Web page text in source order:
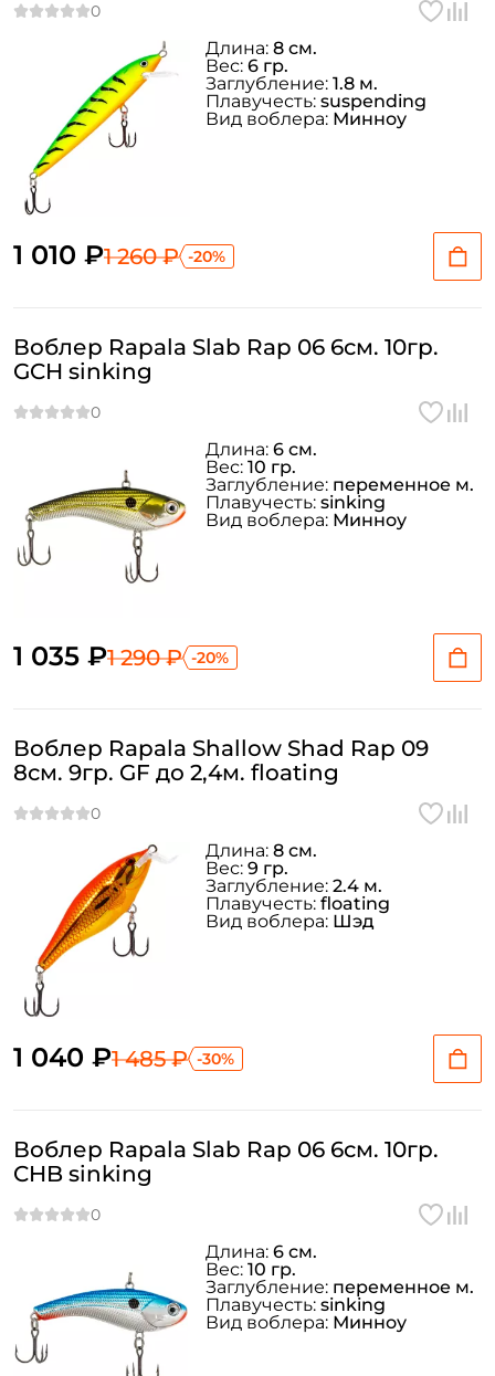
1 010 ₽1 260 ₽ -20%
Длина: 8 см.
Вес: 6 гр.
Заглубление: 1.8 м.
Плавучесть: suspending
Вид воблера: Минноу
Воблер Rapala Slab Rap 06 6см. 10гр.
GCH sinking
1 035 ₽1 290 ₽ -20%
Длина: 6 см.
Вес: 10 гр.
Заглубление: переменное м.
Плавучесть: sinking
Вид воблера: Минноу
Воблер Rapala Shallow Shad Rap 09
8см. 9гр. GF до 2,4м. floating
1 040 ₽1 485 ₽ -30%
Длина: 8 см.
Вес: 9 гр.
Заглубление: 2.4 м.
Плавучесть: floating
Вид воблера: Шэд
Воблер Rapala Slab Rap 06 6см. 10гр.
CHB sinking
Длина: 6 см.
Вес: 10 гр.
Заглубление: переменное м.
Плавучесть: sinking
Вид воблера: Минноу